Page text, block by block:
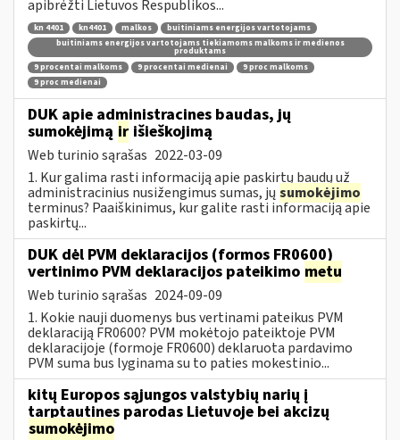
apibrėžti Lietuvos Respublikos...
kn 4401 kn4401 malkos
buitiniams energijos vartotojams
buitiniams energijos vartotojams tiekiamoms malkoms ir medienos
produktams
9 procentai malkoms
9 procentai medienai
9 proc malkoms
9 proc medienai
DUK apie administracines baudas, jų
sumokėjimą ir išieškojimą
Web turinio sąrašas 2022-03-09
1. Kur galima rasti informaciją apie paskirtų baudų už
administracinius nusižengimus sumas, jų sumokėjimo
terminus? Paaiškinimus, kur galite rasti informaciją apie
paskirtų...
DUK dėl PVM deklaracijos (formos FR0600)
vertinimo PVM deklaracijos pateikimo metu
Web turinio sąrašas 2024-09-09
1. Kokie nauji duomenys bus vertinami pateikus PVM
deklaraciją FR0600? PVM mokėtojo pateiktoje PVM
deklaracijoje (formoje FR0600) deklaruota pardavimo
PVM suma bus lyginama su to paties mokestinio...
kitų Europos sąjungos valstybių narių į
tarptautines parodas Lietuvoje bei akcizų
sumokėjimo